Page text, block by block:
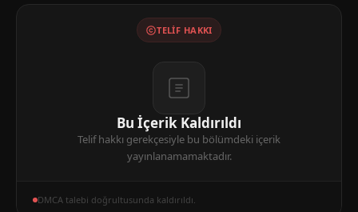
TELIF HAKKI
Bu İçerik Kaldırıldı
Telif hakkı gerekçesiyle bu bölümdeki içerik
yayınlanamamaktadır.
DMCA talebi doğrultusunda kaldırıldı.